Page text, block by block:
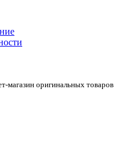
магазин оригинальных товаров